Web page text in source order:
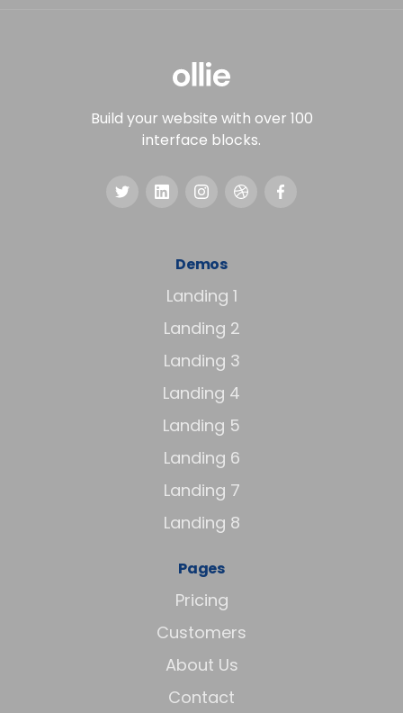
Build your website with over 100
interface blocks.
Demos
Landing 1
Landing 2
Landing 3
Landing 4
Landing 5
Landing 6
Landing 7
Landing 8
Pages
Pricing
Customers
About Us
Contact